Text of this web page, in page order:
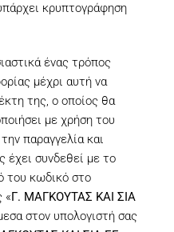
κρυπτογράφηση
ένας τρόπος
μέχρι αυτή να
της, ο οποίος θα
με χρήση του
παραγγελία και
συνδεθεί με το
του κωδικό στο
«Γ. ΜΑΓΚΟΥΤΑΣ ΚΑΙ ΣΙΑ
στον υπολογιστή σας